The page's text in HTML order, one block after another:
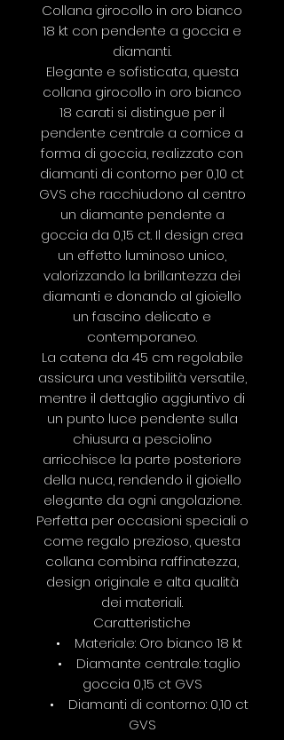
Collana girocollo in oro bianco
18 kt con pendente a goccia e
diamanti.
Elegante e sofisticata, questa
collana girocollo in oro bianco
18 carati si distingue per il
pendente centrale a cornice a
forma di goccia, realizzato con
diamanti di contorno per 0,10 ct
GVS che racchiudono al centro
un diamante pendente a
goccia da 0,15 ct. Il design crea
un effetto luminoso unico,
valorizzando la brillantezza dei
diamanti e donando al gioiello
un fascino delicato e
contemporaneo.
La catena da 45 cm regolabile
assicura una vestibilità versatile,
mentre il dettaglio aggiuntivo di
un punto luce pendente sulla
chiusura a pesciolino
arricchisce la parte posteriore
della nuca, rendendo il gioiello
elegante da ogni angolazione.
Perfetta per occasioni speciali o
come regalo prezioso, questa
collana combina raffinatezza,
design originale e alta qualità
dei materiali.
Caratteristiche
• Materiale: Oro bianco 18 kt
• Diamante centrale: taglio
goccia 0,15 ct GVS
• Diamanti di contorno: 0,10 ct
GVS
• Lunghezza catena: 45 cm